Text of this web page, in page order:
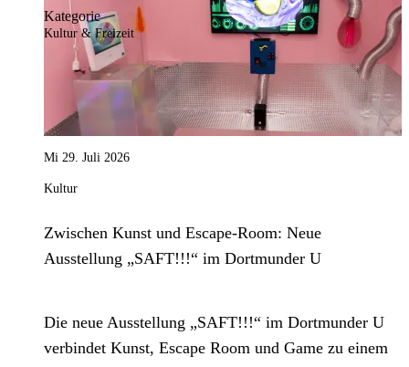
Kategorie
Kultur & Freizeit
Mi 29. Juli 2026
Kultur
Zwischen Kunst und Escape-Room: Neue
Ausstellung „SAFT!!!“ im Dortmunder U
Die neue Ausstellung „SAFT!!!“ im Dortmunder U
verbindet Kunst, Escape Room und Game zu einem